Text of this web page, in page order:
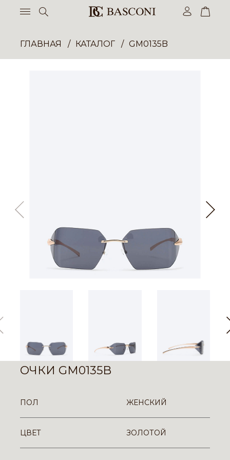
ГЛАВНАЯ КАТАЛОГ GM0135B
ОЧКИ GM0135B
ПОЛ ЖЕНСКИЙ
ЦВЕТ ЗОЛОТОЙ